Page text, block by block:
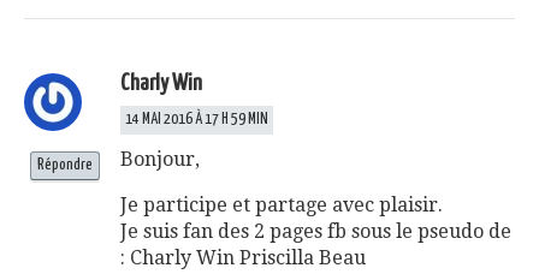
Charly Win
14 MAI 2016 À 17 H 59 MIN
Bonjour,
Je participe et partage avec plaisir.
Je suis fan des 2 pages fb sous le pseudo de
: Charly Win Priscilla Beau
Répondre